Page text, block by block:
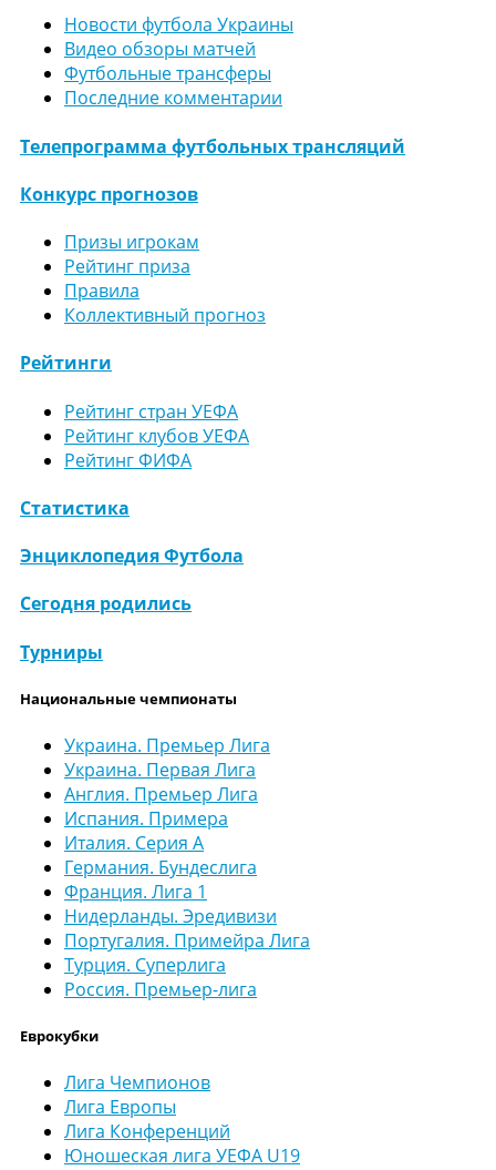
Новости футбола Украины
Видео обзоры матчей
Футбольные трансферы
Последние комментарии
Телепрограмма футбольных трансляций
Конкурс прогнозов
Призы игрокам
Рейтинг приза
Правила
Коллективный прогноз
Рейтинги
Рейтинг стран УЕФА
Рейтинг клубов УЕФА
Рейтинг ФИФА
Статистика
Энциклопедия Футбола
Сегодня родились
Турниры
Национальные чемпионаты
Украина. Премьер Лига
Украина. Первая Лига
Англия. Премьер Лига
Испания. Примера
Италия. Серия А
Германия. Бундеслига
Франция. Лига 1
Нидерланды. Эредивизи
Португалия. Примейра Лига
Турция. Суперлига
Россия. Премьер-лига
Еврокубки
Лига Чемпионов
Лига Европы
Лига Конференций
Юношеская лига УЕФА U19